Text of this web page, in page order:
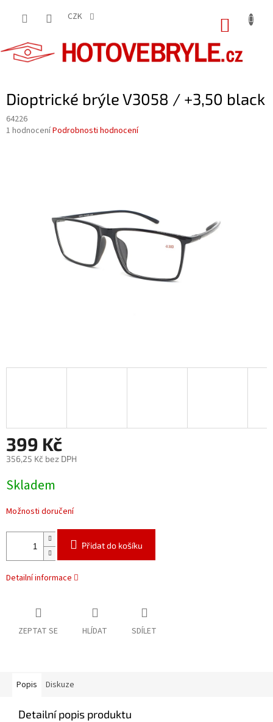
CZK
Dioptrické brýle V3058 / +3,50 black
64226
Průměrné
1 hodnoceníPodrobnosti hodnocení
399 Kč
356,25 Kč bez DPH
cena:
Skladem
Možnosti doručení
Přidat do košíku
Detailní informace
ZEPTAT SE HLÍDAT SDÍLET
Popis Diskuze
Detailní popis produktu